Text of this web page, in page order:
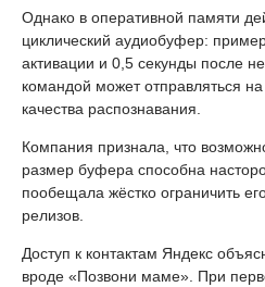
Однако в оперативной памяти
циклический аудиобуфер:
активации и 0,5 секунды после
командой может отправляться
качества распознавания.
Компания признала, что
размер буфера способна
пообещала жёстко ограничить
релизов.
Доступ к контактам Яндекс
вроде «Позвони маме». При